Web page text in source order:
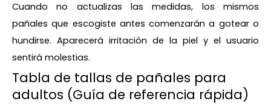
Cuando no actualizas las medidas, los mismos
pañales que escogiste antes comenzarán a gotear o
hundirse. Aparecerá irritación de la piel y el usuario
sentirá molestias.
Tabla de tallas de pañales para
adultos (Guía de referencia rápida)